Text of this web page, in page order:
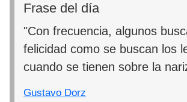
Frase del día
"Con frecuencia, algunos
felicidad como se buscan los
cuando se tienen sobre la
Gustavo Dorz